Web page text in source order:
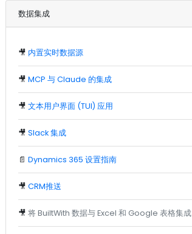
数据集成
🎥 内置实时数据源
🎥MCP 与 Claude 的集成
🎥文本用户界面 (TUI) 应用
🎥Slack 集成
📄Dynamics 365 设置指南
🎥CRM推送
🎥将 BuiltWith 数据与 Excel 和 Google 表格集成